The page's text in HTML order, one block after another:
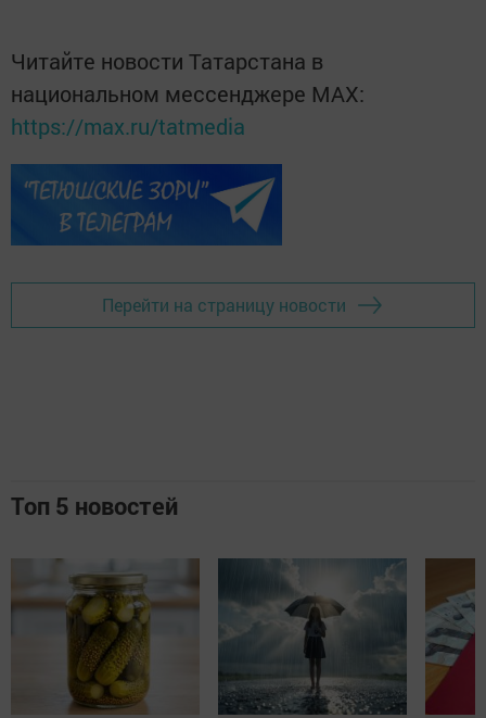
Читайте новости Татарстана в
национальном мессенджере MАХ:
https://max.ru/tatmedia
Перейти на страницу новости
Топ 5 новостей